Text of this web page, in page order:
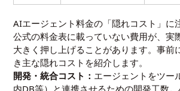
AIエージェント料金の「隠れコスト」に
公式の料金表に載っていない費用が、実
大きく押し上げることがあります。事前
き主な隠れコストを紹介します。
開発・統合コスト： エージェントをツー
内DB等）と連携させるための開発工数